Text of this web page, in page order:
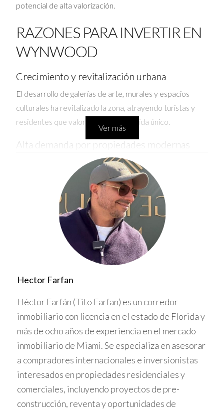
potencial de alta valorización.
RAZONES PARA INVERTIR EN
WYNWOOD
Crecimiento y revitalización urbana
El desarrollo de galerías de arte, murales y espacios
culturales ha revitalizado la zona, atrayendo turistas y
residentes que valoran un estilo de vida único.
Alta demanda por propiedades modernas
La demanda residencial crece debido a proyectos
innovadores que combinan diseño contemporáneo con
sostenibilidad.
Ubicación estratégica
Su cercanía al centro financiero y otras áreas clave de
Miami la hace atractiva para jóvenes profesionales y
identidad propia y fuerte proyección futura.
OPORTUNIDADES ACTUALES
EN EL MERCADO
Actualmente, Wynwood ofrece desarrollos
residenciales, comerciales y mixtos que integran
tecnología y conceptos ecológicos. Estas oportunidades
Ver más
Hector Farfan
Héctor Farfán (Tito Farfan) es un corredor
inmobiliario con licencia en el estado de Florida y
más de ocho años de experiencia en el mercado
inmobiliario de Miami. Se especializa en asesorar
a compradores internacionales e inversionistas
interesados en propiedades residenciales y
comerciales, incluyendo proyectos de pre-
construcción, reventa y oportunidades de